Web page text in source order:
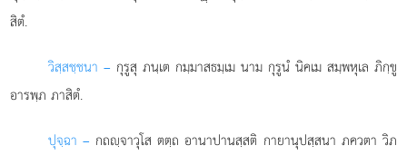
สิตํ.
วิสฺสชฺชนา – กุรูสุ ภนฺเต กมฺมาสธมฺเม นาม กุรูนํ นิคเม สมฺพหุเล ภิกฺขู
อารพฺภ ภาสิตํ.
ปุจฺฉา – กถฺจาวุโสตตฺถ อานาปานสฺสติ กายานุปสฺสนา ภควตา วิภ